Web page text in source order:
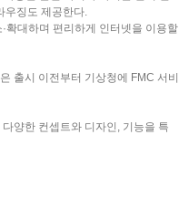
우징도 제공한다.
확대하며 편리하게 인터넷을 이용할
출시 이전부터 기상청에 FMC 서비
양한 컨셉트와 디자인, 기능을 특